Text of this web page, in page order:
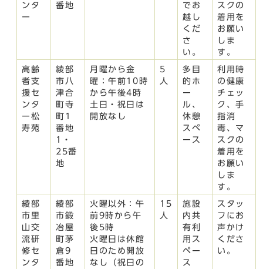
ンタ
ー
番地
でお
越し
くだ
さ
い。
スクの
着用を
お願い
しま
す。
高齢
者支
援セ
ンタ
ー松
寿苑
綾部
市八
津合
町寺
町1
番地
1・
25番
地
月曜から金
曜：午前10時
から午後4時
土日・祝日は
開放なし
5
人
多目
的ホ
ー
ル、
休憩
スペ
ース
利用時
の健康
チェッ
ク、手
指消
毒、マ
スクの
着用を
お願い
しま
す。
綾部
市里
山交
流研
修セ
ンタ
綾部
市鍛
冶屋
町茅
倉9
番地
火曜以外：午
前9時から午
後5時
火曜日は休館
日のため開放
なし（祝日の
15
人
施設
内共
有利
用ス
ペー
ス
スタッ
フにお
声かけ
くださ
い。